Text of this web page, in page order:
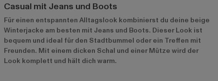
Casual mit Jeans und Boots
Für einen entspannten Alltagslook kombinierst du deine beige
Winterjacke am besten mit Jeans und Boots. Dieser Look ist
bequem und ideal für den Stadtbummel oder ein Treffen mit
Freunden. Mit einem dicken Schal und einer Mütze wird der
Look komplett und hält dich warm.